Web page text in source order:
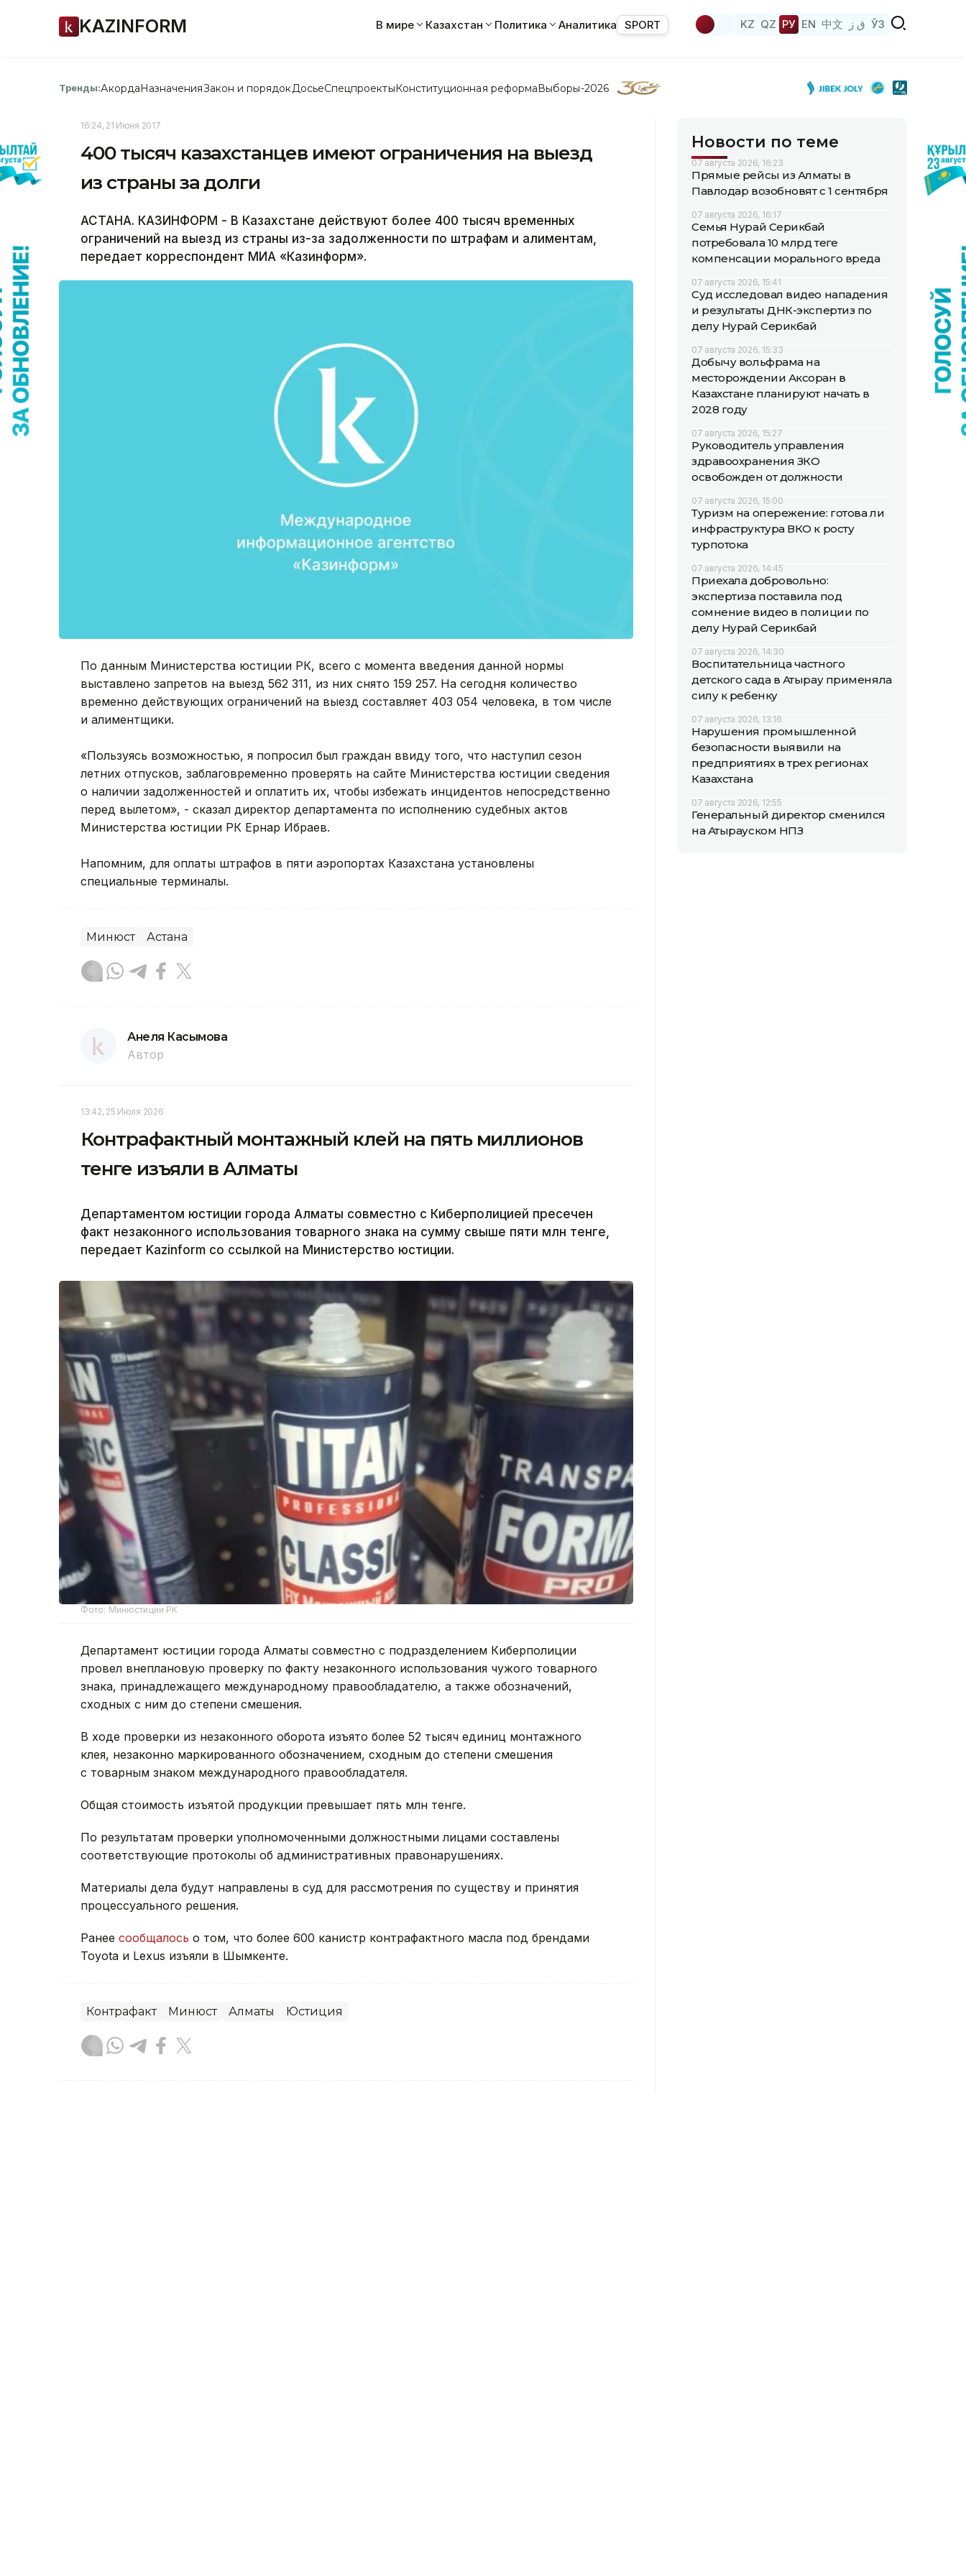
KAZINFORM В мире Казахстан Политика Аналитика SPORT KZ QZ РУ EN 中文 ق ز ЎЗ
Тренды:АкордаНазначенияЗакон и порядок ДосьеСпецпроектыКонституционная реформаВыборы-2026
16:24, 21 Июня 2017
400 тысяч казахстанцев имеют ограничения на выезд
из страны за долги
АСТАНА. КАЗИНФОРМ - В Казахстане действуют более 400 тысяч временных
ограничений на выезд из страны из-за задолженности по штрафам и алиментам,
передает корреспондент МИА «Казинформ».
По данным Министерства юстиции РК, всего с момента введения данной нормы
выставлено запретов на выезд 562 311, из них снято 159 257. На сегодня количество
временно действующих ограничений на выезд составляет 403 054 человека, в том числе
и алиментщики.
«Пользуясь возможностью, я попросил был граждан ввиду того, что наступил сезон
летних отпусков, заблаговременно проверять на сайте Министерства юстиции сведения
о наличии задолженностей и оплатить их, чтобы избежать инцидентов непосредственно
перед вылетом», - сказал директор департамента по исполнению судебных актов
Министерства юстиции РК Ернар Ибраев.
Напомним, для оплаты штрафов в пяти аэропортах Казахстана установлены
специальные терминалы.
Минюст Астана
Анеля Касымова
Автор
13:42, 25 Июля 2026
Контрафактный монтажный клей на пять миллионов
тенге изъяли в Алматы
Департаментом юстиции города Алматы совместно с Киберполицией пресечен
факт незаконного использования товарного знака на сумму свыше пяти млн тенге,
передает Kazinform со ссылкой на Министерство юстиции.
Фото: Минюстиции РК
Департамент юстиции города Алматы совместно с подразделением Киберполиции
провел внеплановую проверку по факту незаконного использования чужого товарного
знака, принадлежащего международному правообладателю, а также обозначений,
сходных с ним до степени смешения.
В ходе проверки из незаконного оборота изъято более 52 тысяч единиц монтажного
клея, незаконно маркированного обозначением, сходным до степени смешения
с товарным знаком международного правообладателя.
Общая стоимость изъятой продукции превышает пять млн тенге.
По результатам проверки уполномоченными должностными лицами составлены
соответствующие протоколы об административных правонарушениях.
Материалы дела будут направлены в суд для рассмотрения по существу и принятия
процессуального решения.
Ранее сообщалось о том, что более 600 канистр контрафактного масла под брендами
Toyota и Lexus изъяли в Шымкенте.
Контрафакт Минюст Алматы Юстиция
Новости по теме
07 августа 2026, 16:23
Прямые рейсы из Алматы в
Павлодар возобновят с 1 сентября
07 августа 2026, 16:17
Семья Нурай Серикбай
потребовала 10 млрд теңге
компенсации морального вреда
07 августа 2026, 15:41
Суд исследовал видео нападения
и результаты ДНК-экспертиз по
делу Нурай Серикбай
07 августа 2026, 15:33
Добычу вольфрама на
месторождении Аксоран в
Казахстане планируют начать в
2028 году
07 августа 2026, 15:27
Руководитель управления
здравоохранения ЗКО
освобожден от должности
07 августа 2026, 15:00
Туризм на опережение: готова ли
инфраструктура ВКО к росту
турпотока
07 августа 2026, 14:45
Приехала добровольно:
экспертиза поставила под
сомнение видео в полиции по
делу Нурай Серикбай
07 августа 2026, 14:30
Воспитательница частного
детского сада в Атырау применяла
силу к ребенку
07 августа 2026, 13:16
Нарушения промышленной
безопасности выявили на
предприятиях в трех регионах
Казахстана
07 августа 2026, 12:55
Генеральный директор сменился
на Атырауском НПЗ